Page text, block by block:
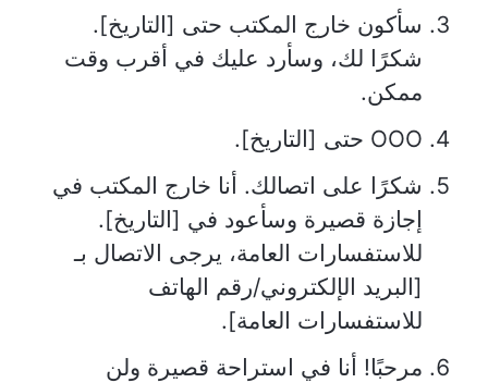
سأكون خارج المكتب حتى [التاريخ].
شكرًا لك، وسأرد عليك في أقرب وقت
ممكن.
OOO حتى [التاريخ].
شكرًا على اتصالك. أنا خارج المكتب في
إجازة قصيرة وسأعود في [التاريخ].
للاستفسارات العامة، يرجى الاتصال بـ
[البريد الإلكتروني/رقم الهاتف
للاستفسارات العامة].
مرحبًا! أنا في استراحة قصيرة ولن